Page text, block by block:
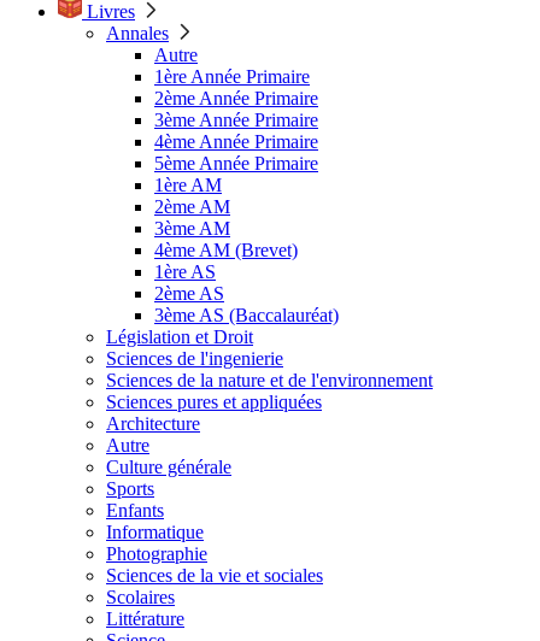
Livres
Annales
Autre
1ère Année Primaire
2ème Année Primaire
3ème Année Primaire
4ème Année Primaire
5ème Année Primaire
1ère AM
2ème AM
3ème AM
4ème AM (Brevet)
1ère AS
2ème AS
3ème AS (Baccalauréat)
Législation et Droit
Sciences de l'ingenierie
Sciences de la nature et de l'environnement
Sciences pures et appliquées
Architecture
Autre
Culture générale
Sports
Enfants
Informatique
Photographie
Sciences de la vie et sociales
Scolaires
Littérature